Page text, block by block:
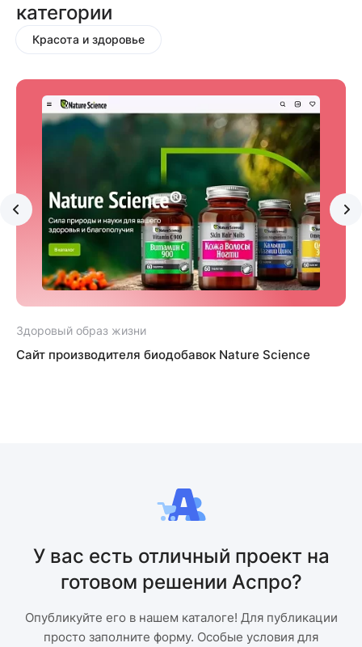
категории
Красота и здоровье
Здоровый образ жизни
Сайт производителя биодобавок Nature Science
У вас есть отличный проект на
готовом решении Аспро?
Опубликуйте его в нашем каталоге! Для публикации
просто заполните форму. Особые условия для